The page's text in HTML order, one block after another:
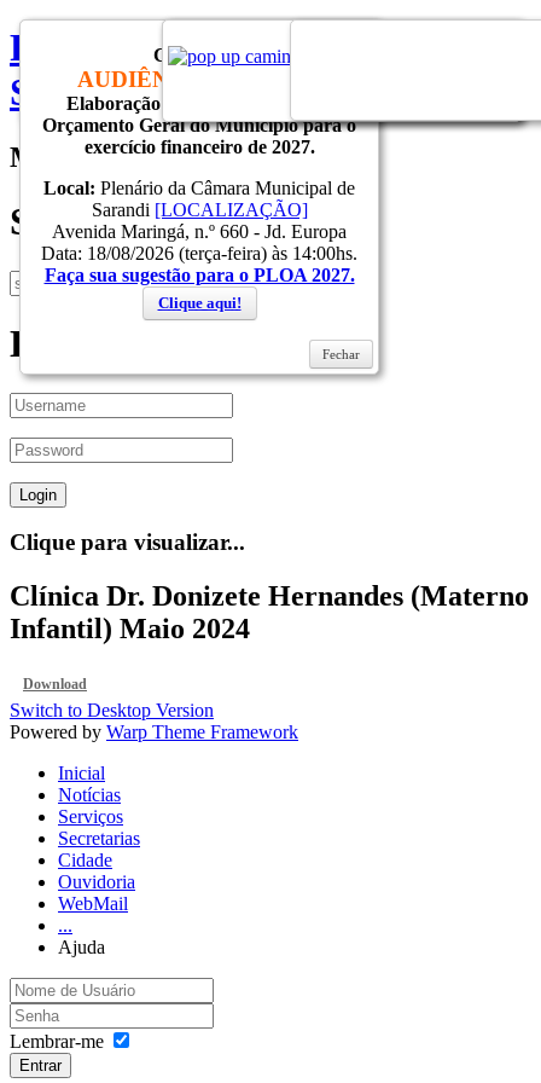
Prefeitura do Municipio de
Sarandi
Menu
Search
Login
Clique para visualizar...
Clínica Dr. Donizete Hernandes (Materno
Infantil) Maio 2024
Download
Switch to Desktop Version
Powered by Warp Theme Framework
Inicial
Notícias
Serviços
Secretarias
Cidade
Ouvidoria
WebMail
...
Ajuda
Lembrar-me
Entrar
CONVITE
AUDIÊNCIA PÚBLICA
Elaboração do Projeto de Lei do
Orçamento Geral do Município para o
exercício financeiro de 2027.
Local: Plenário da Câmara Municipal de
Sarandi [LOCALIZAÇÃO]
Avenida Maringá, n.º 660 - Jd. Europa
Data: 18/08/2026 (terça-feira) às 14:00hs.
Faça sua sugestão para o PLOA 2027.
Clique aqui!
Fechar